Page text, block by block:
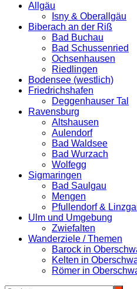
Allgäu
Isny & Oberallgäu
Biberach an der Riß
Bad Buchau
Bad Schussenried
Ochsenhausen
Riedlingen
Bodensee (westlich)
Friedrichshafen
Deggenhauser Tal
Ravensburg
Altshausen
Aulendorf
Bad Waldsee
Bad Wurzach
Wolfegg
Sigmaringen
Bad Saulgau
Mengen
Pfullendorf &
Ulm und Umgebung
Zwiefalten
Wanderziele / Themen
Barock in
Kelten in
Römer in